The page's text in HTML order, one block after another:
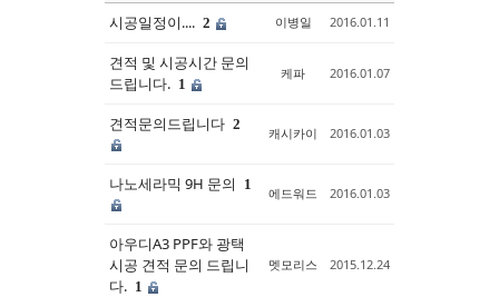
시공일정이.... 2 이병일 2016.01.11
견적 및 시공시간 문의
드립니다. 1
케파 2016.01.07
견적문의드립니다 2
캐시카이 2016.01.03
나노세라믹 9H 문의 1
에드워드 2016.01.03
아우디A3 PPF와 광택
시공 견적 문의 드립니
다. 1
멧모리스 2015.12.24